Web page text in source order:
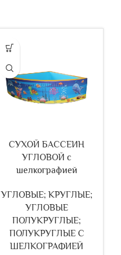
СУХОЙ БАССЕИН
УГЛОВОЙ с
шелкографией
УГЛОВЫЕ; КРУГЛЫЕ;
УГЛОВЫЕ
ПОЛУКРУГЛЫЕ;
ПОЛУКРУГЛЫЕ С
ШЕЛКОГРАФИЕЙ